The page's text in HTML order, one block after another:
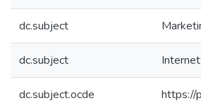
dc.subject
dc.subject Internet
dc.subject.ocde https://